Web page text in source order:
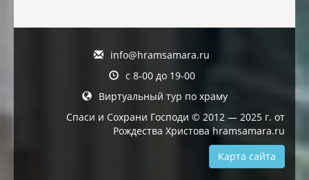
info@hramsamara.ru
с 8-00 до 19-00
Виртуальный тур по храму
Спаси и Сохрани Господи © 2012 — 2025 г. от
Рождества Христова hramsamara.ru
Карта сайта